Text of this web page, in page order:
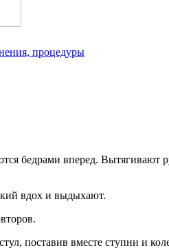
процедуры
бедрами вперед. Вытягивают
вдох и выдыхают.
поставив вместе ступни и